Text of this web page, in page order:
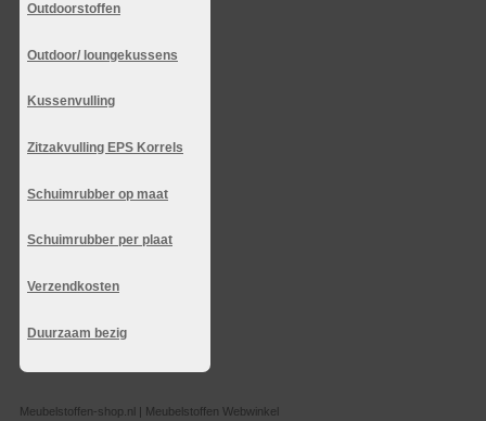
Outdoorstoffen
Outdoor/ loungekussens
Kussenvulling
Zitzakvulling EPS Korrels
Schuimrubber op maat
Schuimrubber per plaat
Verzendkosten
Duurzaam bezig
Meubelstoffen-shop.nl | Meubelstoffen Webwinkel